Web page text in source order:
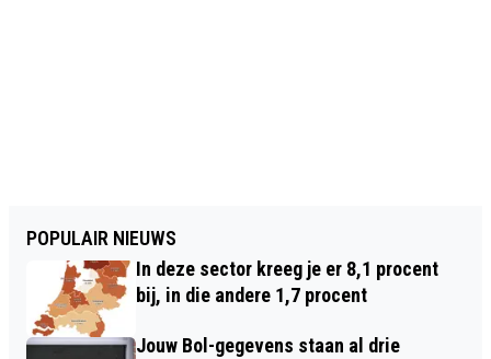
POPULAIR NIEUWS
In deze sector kreeg je er 8,1 procent
bij, in die andere 1,7 procent
Jouw Bol-gegevens staan al drie